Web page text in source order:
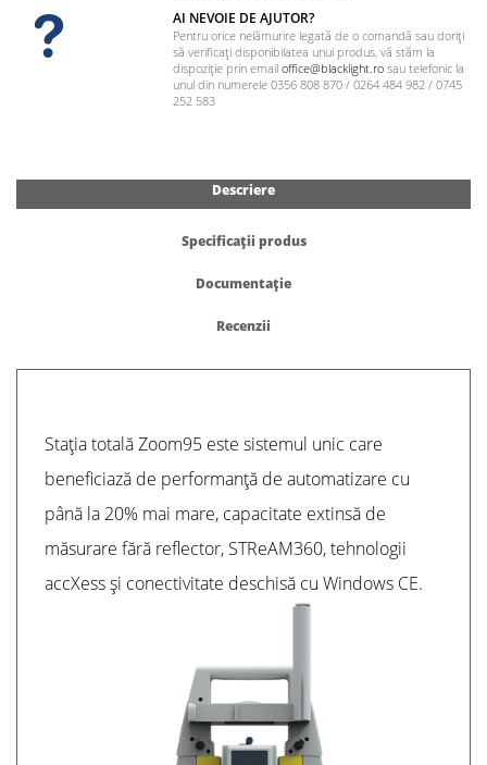
AI NEVOIE DE AJUTOR?
Pentru orice nelămurire legată de o comandă sau doriți
să verificați disponibilatea unui produs, vă stăm la
dispoziție prin emailoffice@blacklight.ro sau telefonic la
unul din numerele 0356 808 870 / 0264 484 982 / 0745
252 583
Descriere
Specificații produs
Documentație
Recenzii
Stația totală Zoom95 este sistemul unic care
beneficiază de performanță de automatizare cu
până la 20% mai mare, capacitate extinsă de
măsurare fără reflector, STReAM360, tehnologii
accXess și conectivitate deschisă cu Windows CE.